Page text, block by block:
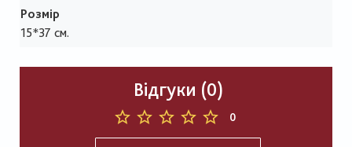
Розмір
15*37 см.
Відгуки (0)
0